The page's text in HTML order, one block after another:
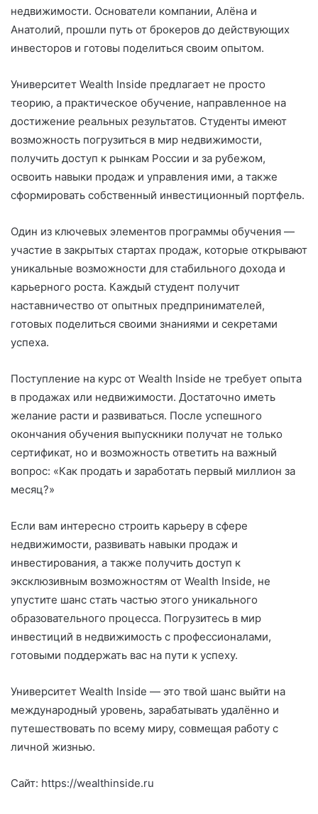
недвижимости. Основатели компании, Алёна и
Анатолий, прошли путь от брокеров до действующих
инвесторов и готовы поделиться своим опытом.
Университет Wealth Inside предлагает не просто
теорию, а практическое обучение, направленное на
достижение реальных результатов. Студенты имеют
возможность погрузиться в мир недвижимости,
получить доступ к рынкам России и за рубежом,
освоить навыки продаж и управления ими, а также
сформировать собственный инвестиционный портфель.
Один из ключевых элементов программы обучения —
участие в закрытых стартах продаж, которые открывают
уникальные возможности для стабильного дохода и
карьерного роста. Каждый студент получит
наставничество от опытных предпринимателей,
готовых поделиться своими знаниями и секретами
успеха.
Поступление на курс от Wealth Inside не требует опыта
в продажах или недвижимости. Достаточно иметь
желание расти и развиваться. После успешного
окончания обучения выпускники получат не только
сертификат, но и возможность ответить на важный
вопрос: «Как продать и заработать первый миллион за
месяц?»
Если вам интересно строить карьеру в сфере
недвижимости, развивать навыки продаж и
инвестирования, а также получить доступ к
эксклюзивным возможностям от Wealth Inside, не
упустите шанс стать частью этого уникального
образовательного процесса. Погрузитесь в мир
инвестиций в недвижимость с профессионалами,
готовыми поддержать вас на пути к успеху.
Университет Wealth Inside — это твой шанс выйти на
международный уровень, зарабатывать удалённо и
путешествовать по всему миру, совмещая работу с
личной жизнью.
Сайт: https://wealthinside.ru